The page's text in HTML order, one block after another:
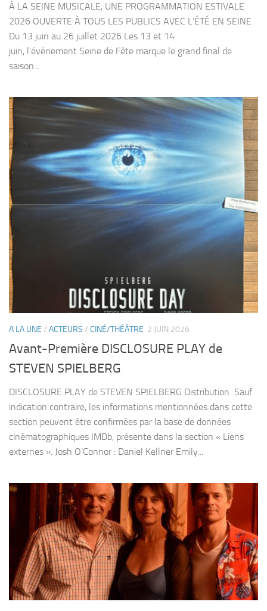
À LA SEINE MUSICALE, UNE PROGRAMMATION ESTIVALE
2026 OUVERTE À TOUS LES PUBLICS AVEC L’ÉTÉ EN SEINE
Du 13 juin au 26 juillet 2026 Les 13 et 14
juin, l’événement Seine de Fête marque le grand final de
saison...
A LA UNE / ACTEURS / CINÉ/THÉÂTRE 2 JUIN 2026
Avant-Première DISCLOSURE PLAY de
STEVEN SPIELBERG
DISCLOSURE PLAY de STEVEN SPIELBERG Distribution Sauf
indication contraire, les informations mentionnées dans cette
section peuvent être confirmées par la base de données
cinématographiques IMDb, présente dans la section « Liens
externes ». Josh O’Connor : Daniel Kellner Emily...